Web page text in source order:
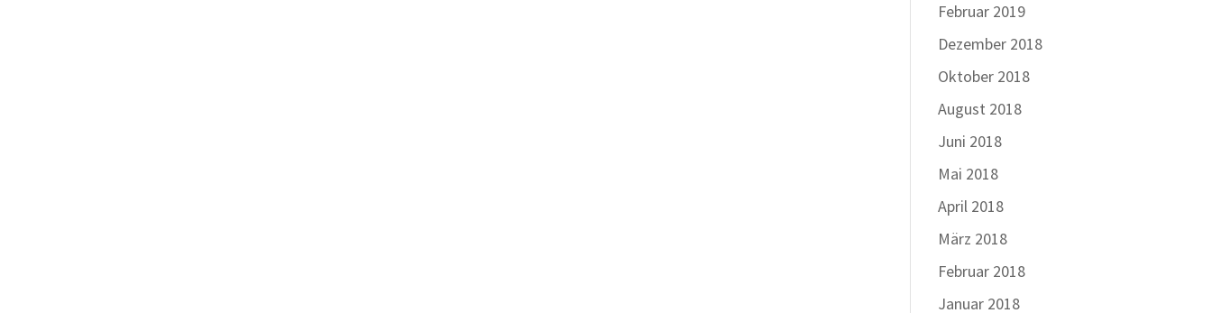
Februar 2019
Dezember 2018
Oktober 2018
August 2018
Juni 2018
Mai 2018
April 2018
März 2018
Februar 2018
Januar 2018